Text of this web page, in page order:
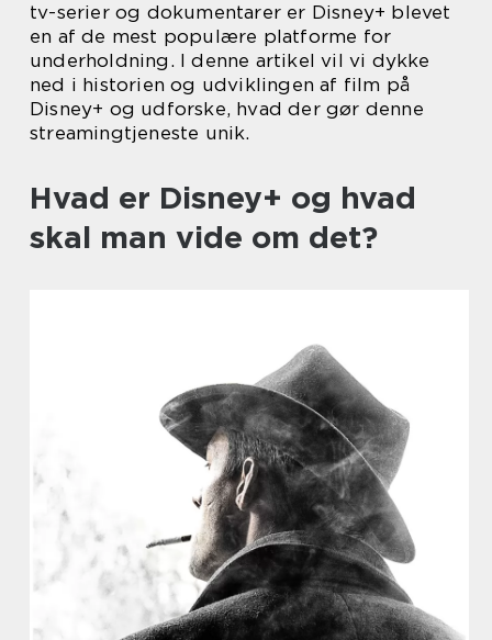
tv-serier og dokumentarer er Disney+ blevet
en af de mest populære platforme for
underholdning. I denne artikel vil vi dykke
ned i historien og udviklingen af film på
Disney+ og udforske, hvad der gør denne
streamingtjeneste unik.
Hvad er Disney+ og hvad
skal man vide om det?